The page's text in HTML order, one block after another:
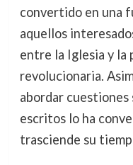
convertido en una
aquellos
entre la Iglesia y la
revolucionaria.
abordar cuestiones
escritos lo ha
trasciende su